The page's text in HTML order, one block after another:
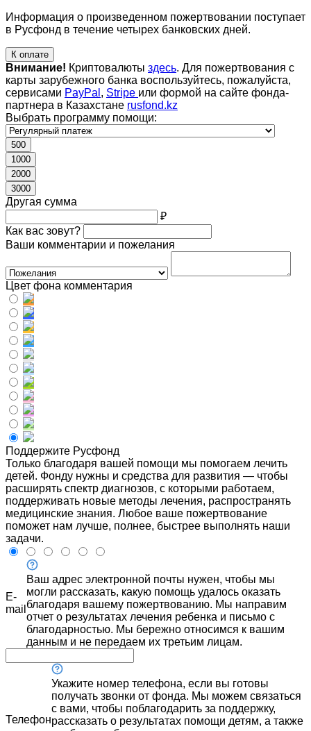
Информация о произведенном пожертвовании поступает
в Русфонд в течение четырех банковских дней.
К оплате
Внимание! Криптовалюты здесь. Для пожертвования с
карты зарубежного банка воспользуйтесь, пожалуйста,
сервисами PayPal , Stripe или формой на сайте фонда-
партнера в Казахстане rusfond.kz
Выбрать программу помощи:
500
1000
2000
3000
Другая сумма
₽
Как вас зовут?
Ваши комментарии и пожелания
Цвет фона комментария
Поддержите Русфонд
Только благодаря вашей помощи мы помогаем лечить
детей. Фонду нужны и средства для развития — чтобы
расширять спектр диагнозов, с которыми работаем,
поддерживать новые методы лечения, распространять
медицинские знания. Любое ваше пожертвование
поможет нам лучше, полнее, быстрее выполнять наши
задачи.
E-
mail
Ваш адрес электронной почты нужен, чтобы мы
могли рассказать, какую помощь удалось оказать
благодаря вашему пожертвованию. Мы направим
отчет о результатах лечения ребенка и письмо с
благодарностью. Мы бережно относимся к вашим
данным и не передаем их третьим лицам.
Телефон
Укажите номер телефона, если вы готовы
получать звонки от фонда. Мы можем связаться
с вами, чтобы поблагодарить за поддержку,
рассказать о результатах помощи детям, а также